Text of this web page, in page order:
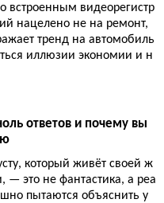
встроенным видеорегистр
нацелено не на ремонт,
тренд на автомобиль
иллюзии экономии и н
ответов и почему вы
который живёт своей ж
— это не фантастика, а реа
пытаются объяснить у